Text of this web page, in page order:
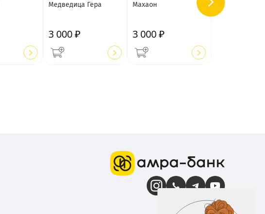
Медведица Гера
3 000 ₽
Махаон
3 000 ₽